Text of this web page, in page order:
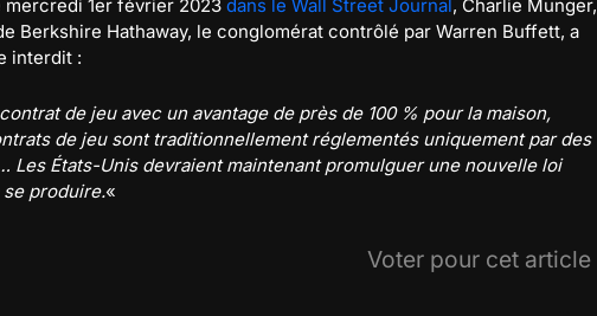
1er février 2023 dans le Wall Street Journal, Charlie Munger,
Berkshire Hathaway, le conglomérat contrôlé par Warren Buffett, a
interdit :
de jeu avec un avantage de près de 100 % pour la maison,
de jeu sont traditionnellement réglementés uniquement par des
Les États-Unis devraient maintenant promulguer une nouvelle loi
produire.«
Voter pour cet article